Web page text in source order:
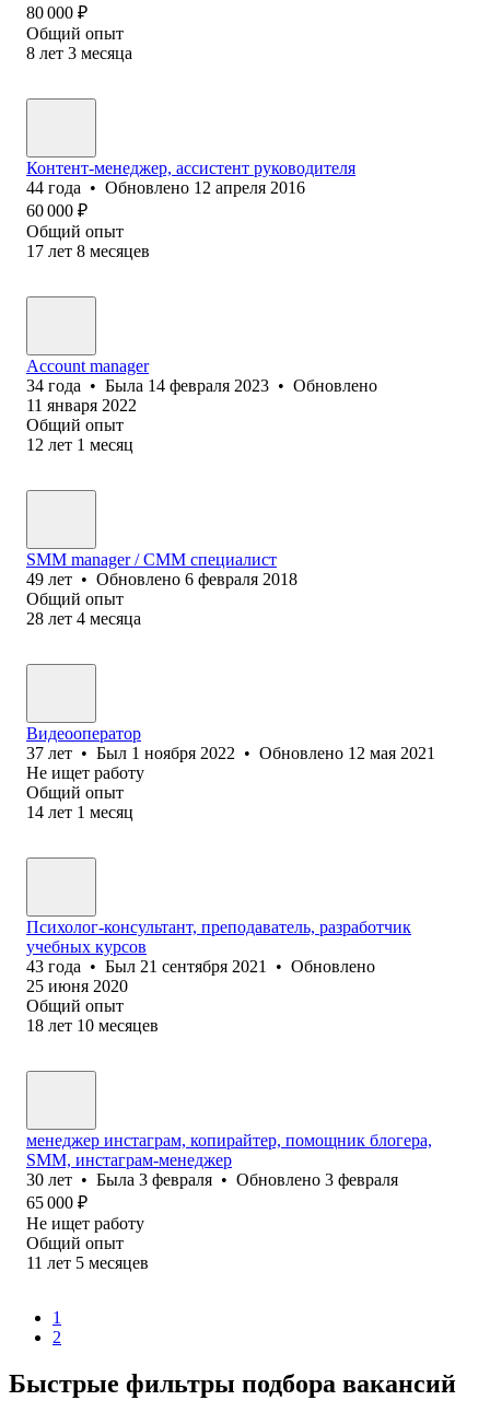
80 000 ₽
Общий опыт
8 лет 3 месяца
Контент-менеджер, ассистент руководителя
44 года • Обновлено 12 апреля 2016
60 000 ₽
Общий опыт
17 лет 8 месяцев
Account manager
34 года • Была 14 февраля 2023 • Обновлено
11 января 2022
Общий опыт
12 лет 1 месяц
SMM manager / СММ специалист
49 лет • Обновлено 6 февраля 2018
Общий опыт
28 лет 4 месяца
Видеооператор
37 лет • Был 1 ноября 2022 • Обновлено 12 мая 2021
Не ищет работу
Общий опыт
14 лет 1 месяц
Психолог-консультант, преподаватель, разработчик
учебных курсов
43 года • Был 21 сентября 2021 • Обновлено
25 июня 2020
Общий опыт
18 лет 10 месяцев
менеджер инстаграм, копирайтер, помощник блогера,
SMM, инстаграм-менеджер
30 лет • Была 3 февраля • Обновлено 3 февраля
65 000 ₽
Не ищет работу
Общий опыт
11 лет 5 месяцев
1
2
Быстрые фильтры подбора вакансий